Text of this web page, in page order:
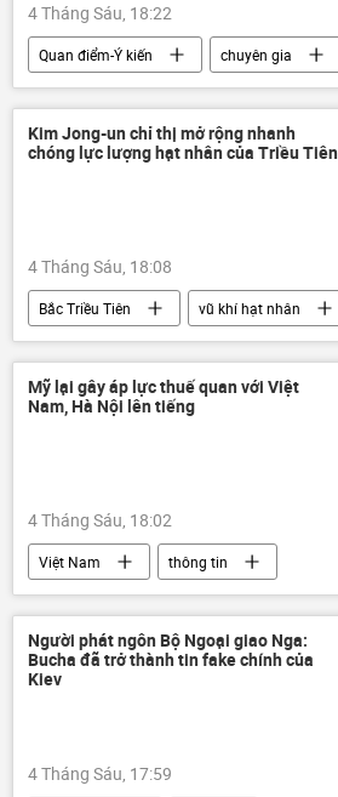
4 Tháng Sáu, 18:22
Quan điểm-Ý kiến
chuyên gia
Thế giới
Chính trị
Hoa Kỳ
Bắc Triều Tiên
Kim Jong-un
Kim Jong-un chỉ thị mở rộng nhanh
chóng lực lượng hạt nhân của Triều Tiên
4 Tháng Sáu, 18:08
Bắc Triều Tiên
vũ khí hạt nhân
năng lượng hạt nhân
Thế giới
Mỹ lại gây áp lực thuế quan với Việt
Nam, Hà Nội lên tiếng
4 Tháng Sáu, 18:02
Việt Nam
thông tin
Bộ Ngoại giao Việt Nam
Chính trị
người lao động
Người phát ngôn Bộ Ngoại giao Nga:
Bucha đã trở thành tin fake chính của
Kiev
4 Tháng Sáu, 17:59